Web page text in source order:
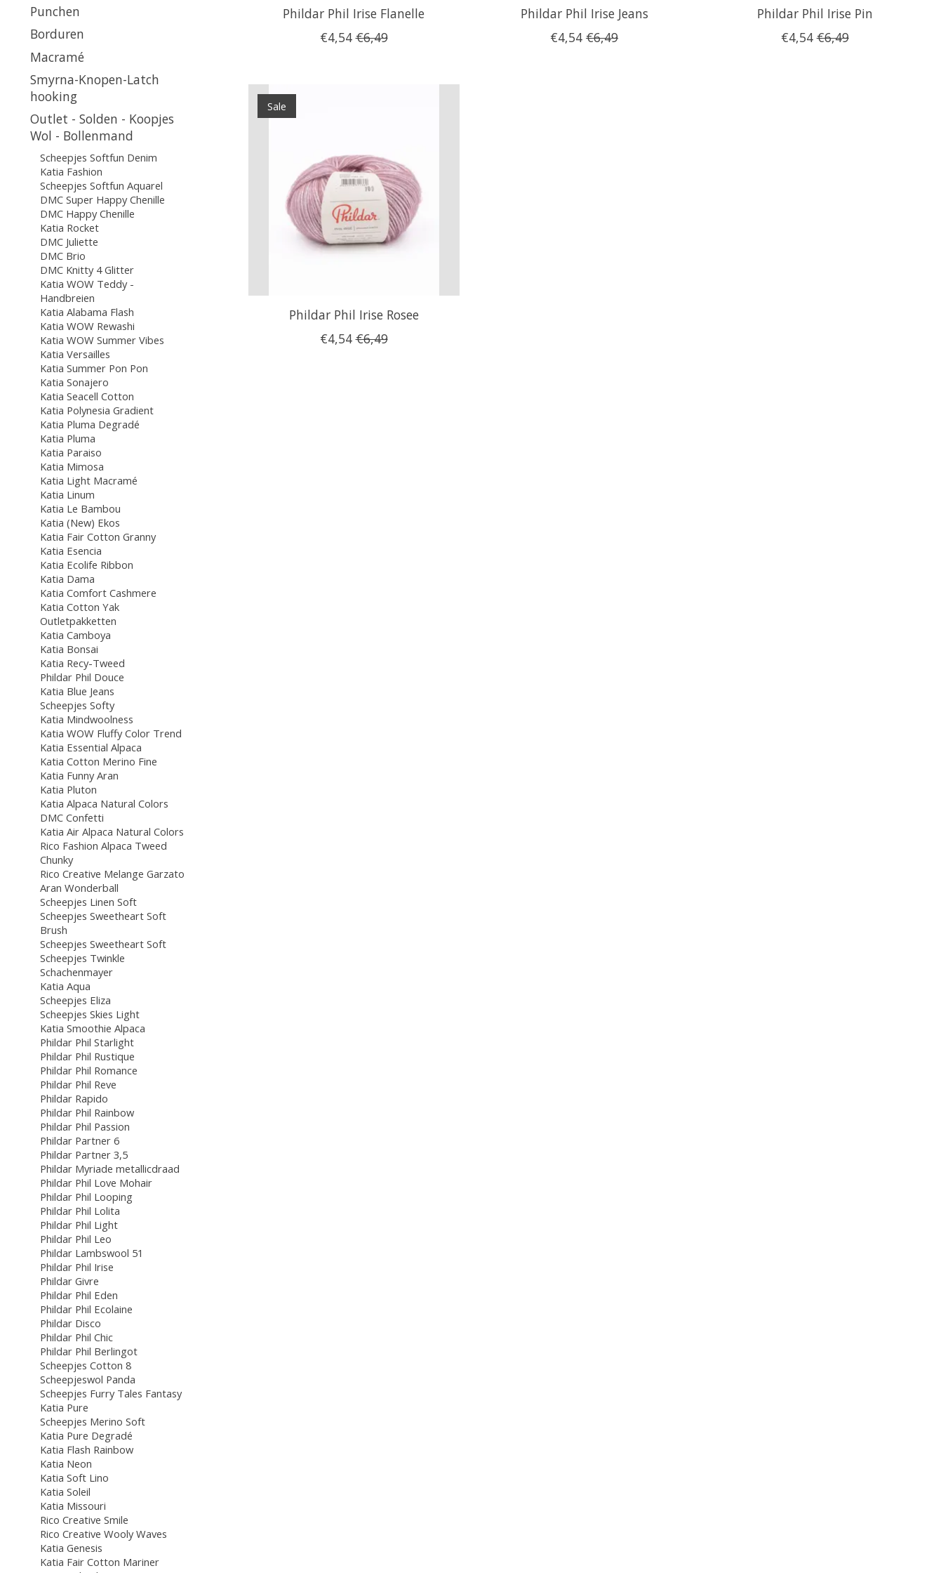
Punchen
Borduren
Macramé
Smyrna-Knopen-Latch
hooking
Outlet - Solden - Koopjes
Wol - Bollenmand
Scheepjes Softfun Denim
Katia Fashion
Scheepjes Softfun Aquarel
DMC Super Happy Chenille
DMC Happy Chenille
Katia Rocket
DMC Juliette
DMC Brio
DMC Knitty 4 Glitter
Katia WOW Teddy -
Handbreien
Katia Alabama Flash
Katia WOW Rewashi
Katia WOW Summer Vibes
Katia Versailles
Katia Summer Pon Pon
Katia Sonajero
Katia Seacell Cotton
Katia Polynesia Gradient
Katia Pluma Degradé
Katia Pluma
Katia Paraiso
Katia Mimosa
Katia Light Macramé
Katia Linum
Katia Le Bambou
Katia (New) Ekos
Katia Fair Cotton Granny
Katia Esencia
Katia Ecolife Ribbon
Katia Dama
Katia Comfort Cashmere
Katia Cotton Yak
Outletpakketten
Katia Camboya
Katia Bonsai
Katia Recy-Tweed
Phildar Phil Douce
Katia Blue Jeans
Scheepjes Softy
Katia Mindwoolness
Katia WOW Fluffy Color Trend
Katia Essential Alpaca
Katia Cotton Merino Fine
Katia Funny Aran
Katia Pluton
Katia Alpaca Natural Colors
DMC Confetti
Katia Air Alpaca Natural Colors
Rico Fashion Alpaca Tweed
Chunky
Rico Creative Melange Garzato
Aran Wonderball
Scheepjes Linen Soft
Scheepjes Sweetheart Soft
Brush
Scheepjes Sweetheart Soft
Scheepjes Twinkle
Schachenmayer
Katia Aqua
Scheepjes Eliza
Scheepjes Skies Light
Katia Smoothie Alpaca
Phildar Phil Starlight
Phildar Phil Rustique
Phildar Phil Romance
Phildar Phil Reve
Phildar Rapido
Phildar Phil Rainbow
Phildar Phil Passion
Phildar Partner 6
Phildar Partner 3,5
Phildar Myriade metallicdraad
Phildar Phil Love Mohair
Phildar Phil Looping
Phildar Phil Lolita
Phildar Phil Light
Phildar Phil Leo
Phildar Lambswool 51
Phildar Phil Irise
Phildar Givre
Phildar Phil Eden
Phildar Phil Ecolaine
Phildar Disco
Phildar Phil Chic
Phildar Phil Berlingot
Scheepjes Cotton 8
Scheepjeswol Panda
Scheepjes Furry Tales Fantasy
Katia Pure
Scheepjes Merino Soft
Katia Pure Degradé
Katia Flash Rainbow
Katia Neon
Katia Soft Lino
Katia Soleil
Katia Missouri
Rico Creative Smile
Rico Creative Wooly Waves
Katia Genesis
Katia Fair Cotton Mariner
Phildar Phil Irise Flanelle
€4,54 €6,49
Phildar Phil Irise Jeans
€4,54 €6,49
Phildar Phil Irise Pin
€4,54 €6,49
Sale
Phildar Phil Irise Rosee
€4,54 €6,49